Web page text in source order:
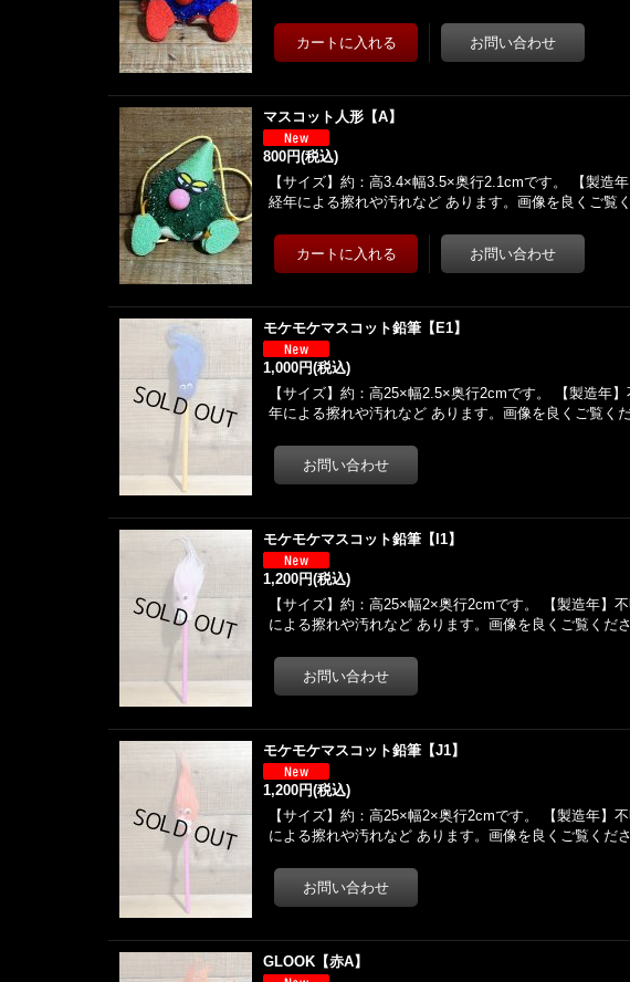
マスコット人形【A】
800円(税込)
【サイズ】約：高3.4×幅3.5×奥行2.1cmです。 【製造
経年による擦れや汚れなど あります。画像を良くご
モケモケマスコット鉛筆【E1】
1,000円(税込)
【サイズ】約：高25×幅2.5×奥行2cmです。 【製造年
年による擦れや汚れなど あります。画像を良くご覧
モケモケマスコット鉛筆【I1】
1,200円(税込)
【サイズ】約：高25×幅2×奥行2cmです。 【製造年】
による擦れや汚れなど あります。画像を良くご覧く
モケモケマスコット鉛筆【J1】
1,200円(税込)
【サイズ】約：高25×幅2×奥行2cmです。 【製造年】
による擦れや汚れなど あります。画像を良くご覧く
GLOOK【赤A】